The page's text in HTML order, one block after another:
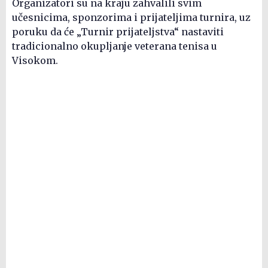
Organizatori su na kraju zahvalili svim
učesnicima, sponzorima i prijateljima turnira, uz
poruku da će „Turnir prijateljstva“ nastaviti
tradicionalno okupljanje veterana tenisa u
Visokom.